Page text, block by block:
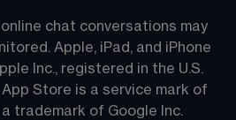
chat conversations may
Apple, iPad, and iPhone
Inc., registered in the U.S.
Store is a service mark of
trademark of Google Inc.